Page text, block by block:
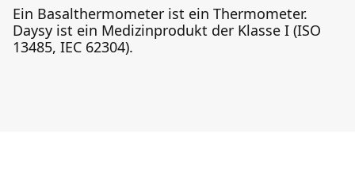
Ein Basalthermometer ist ein Thermometer.
Daysy ist ein Medizinprodukt der Klasse I (ISO
13485, IEC 62304).